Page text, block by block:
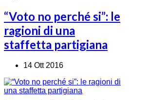
“Voto no perché si”: le
ragioni di una
staffetta partigiana
14 Ott 2016